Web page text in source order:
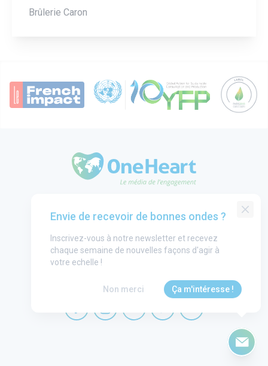
Brûlerie Caron
Groupe One Heart
Annonceurs
Mentions légales
OneHeart sur twitter
OneHeart sur
Envie de recevoir de bonnes ondes ?
Inscrivez-vous à notre newsletter et recevez
chaque semaine de nouvelles façons d'agir à
votre echelle !
Non merci Ça m'intéresse !